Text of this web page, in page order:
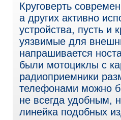
Круговерть
а других активно
устройства, пусть и
уязвимые для
напрашивается
были мотоциклы с
радиоприемники
телефонами можно
не всегда удобным,
линейка подобных